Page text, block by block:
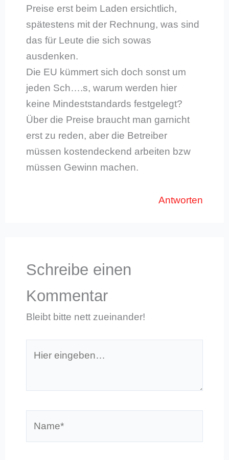
Preise erst beim Laden ersichtlich,
spätestens mit der Rechnung, was sind
das für Leute die sich sowas
ausdenken.
Die EU kümmert sich doch sonst um
jeden Sch….s, warum werden hier
keine Mindeststandards festgelegt?
Über die Preise braucht man garnicht
erst zu reden, aber die Betreiber
müssen kostendeckend arbeiten bzw
müssen Gewinn machen.
Antworten
Schreibe einen
Kommentar
Bleibt bitte nett zueinander!
eingeben…